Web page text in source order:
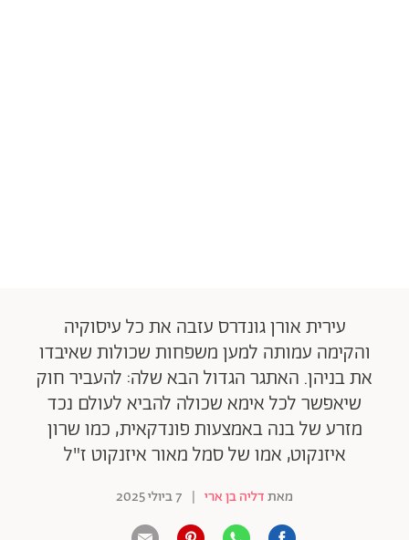
עירית אורן גונדרס עזבה את כל עיסוקיה
והקימה עמותה למען משפחות שכולות שאיבדו
את בניהן. האתגר הגדול הבא שלה: להעביר חוק
שיאפשר לכל אימא שכולה להביא לעולם נכד
מזרע של בנה באמצעות פונדקאית, כמו שרון
איזנקוט, אמו של סמל מאור איזנקוט ז"ל
מאתדליה בן ארי | 7 ביולי 2025